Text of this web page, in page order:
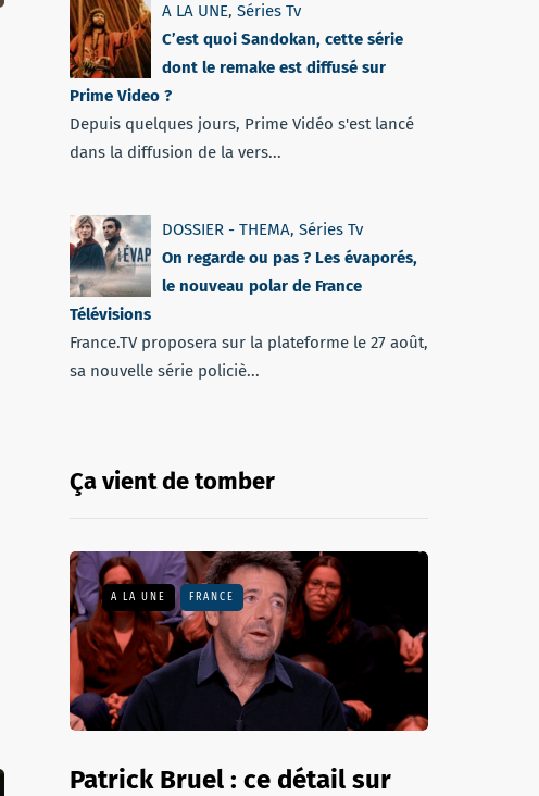
A LA UNE, Séries Tv
C’est quoi Sandokan, cette série
dont le remake est diffusé sur
Prime Video ?
Depuis quelques jours, Prime Vidéo s'est lancé
dans la diffusion de la vers...
DOSSIER - THEMA, Séries Tv
On regarde ou pas ? Les évaporés,
le nouveau polar de France
Télévisions
France.TV proposera sur la plateforme le 27 août,
sa nouvelle série policiè...
Ça vient de tomber
A LA UNE FRANCE
Patrick Bruel : ce détail sur